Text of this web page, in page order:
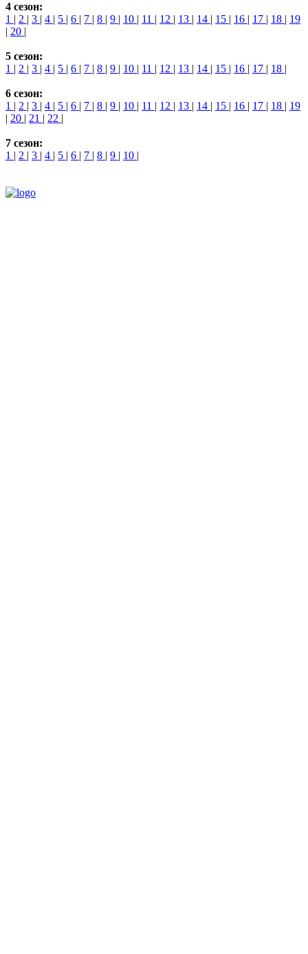
4 сезон:
1 | 2 | 3 | 4 | 5 | 6 | 7 | 8 | 9 | 10 | 11 | 12 | 13 | 14 | 15 | 16 | 17 | 18 | 19
| 20 |
5 сезон:
1 | 2 | 3 | 4 | 5 | 6 | 7 | 8 | 9 | 10 | 11 | 12 | 13 | 14 | 15 | 16 | 17 | 18 |
6 сезон:
1 | 2 | 3 | 4 | 5 | 6 | 7 | 8 | 9 | 10 | 11 | 12 | 13 | 14 | 15 | 16 | 17 | 18 | 19
| 20 | 21 | 22 |
7 сезон:
1 | 2 | 3 | 4 | 5 | 6 | 7 | 8 | 9 | 10 |